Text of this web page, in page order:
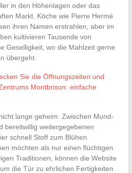
in den Höhenlagen oder das
Markt. Köche wie Pierre Hermé
ihren Namen erstrahlen, aber im
kultivieren Tausende von
Geselligkeit, wo die Mahlzeit gerne
übergeht.
Sie die Öffnungszeiten und
Montbrison: einfache
lange geheim. Zwischen Mund-
bereitwillig weitergegebenen
schnell Stoff zum Blühen.
möchten als nur einen flüchtigen
Traditionen, können die Website
die Tür zu ehrlichen Fertigkeiten